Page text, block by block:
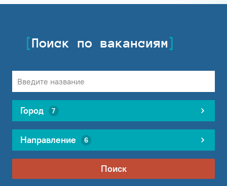
Поиск по вакансиям
Город 7
Направление 6
Поиск